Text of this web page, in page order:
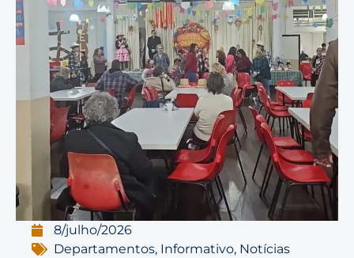
8/julho/2026
Departamentos, Informativo, Notícias